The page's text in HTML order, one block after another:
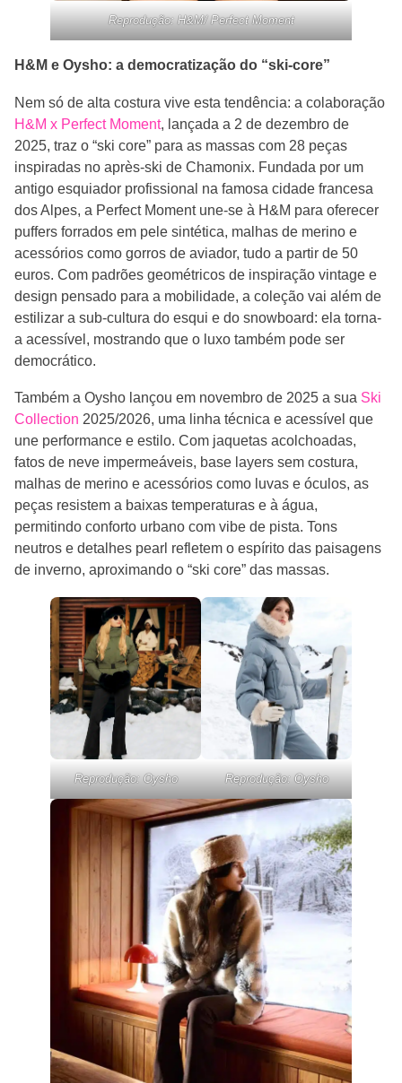
Reprodução: H&M/ Perfect Moment
H&M e Oysho: a democratização do “ski-core”
Nem só de alta costura vive esta tendência: a colaboração
H&M x Perfect Moment, lançada a 2 de dezembro de
2025, traz o “ski core” para as massas com 28 peças
inspiradas no après-ski de Chamonix. Fundada por um
antigo esquiador profissional na famosa cidade francesa
dos Alpes, a Perfect Moment une-se à H&M para oferecer
puffers forrados em pele sintética, malhas de merino e
acessórios como gorros de aviador, tudo a partir de 50
euros. Com padrões geométricos de inspiração vintage e
design pensado para a mobilidade, a coleção vai além de
estilizar a sub-cultura do esqui e do snowboard: ela torna-
a acessível, mostrando que o luxo também pode ser
democrático.
Também a Oysho lançou em novembro de 2025 a sua Ski
Collection 2025/2026, uma linha técnica e acessível que
une performance e estilo. Com jaquetas acolchoadas,
fatos de neve impermeáveis, base layers sem costura,
malhas de merino e acessórios como luvas e óculos, as
peças resistem a baixas temperaturas e à água,
permitindo conforto urbano com vibe de pista. Tons
neutros e detalhes pearl refletem o espírito das paisagens
de inverno, aproximando o “ski core” das massas.
Reprodução: Oysho Reprodução: Oysho